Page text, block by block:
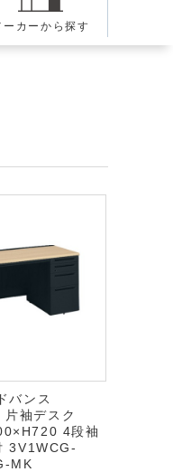
ーカーから探す
バンス
袖デスク
4段袖
3V1WCG-
MK